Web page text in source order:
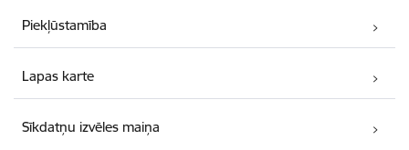
Piekļūstamība
Lapas karte
Sīkdatņu izvēles maiņa